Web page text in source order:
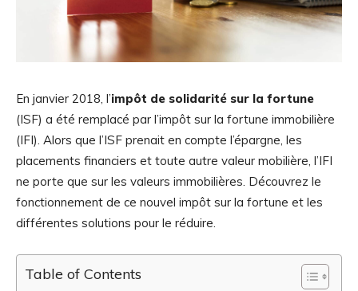
En janvier 2018, l’impôt de solidarité sur la fortune
(ISF) a été remplacé par l’impôt sur la fortune immobilière
(IFI). Alors que l’ISF prenait en compte l’épargne, les
placements financiers et toute autre valeur mobilière, l’IFI
ne porte que sur les valeurs immobilières. Découvrez le
fonctionnement de ce nouvel impôt sur la fortune et les
différentes solutions pour le réduire.
Table of Contents